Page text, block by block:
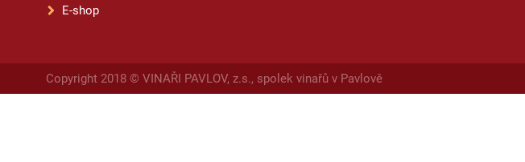
E-shop
Copyright 2018 © VINAŘI PAVLOV, z.s., spolek vinařů v Pavlově